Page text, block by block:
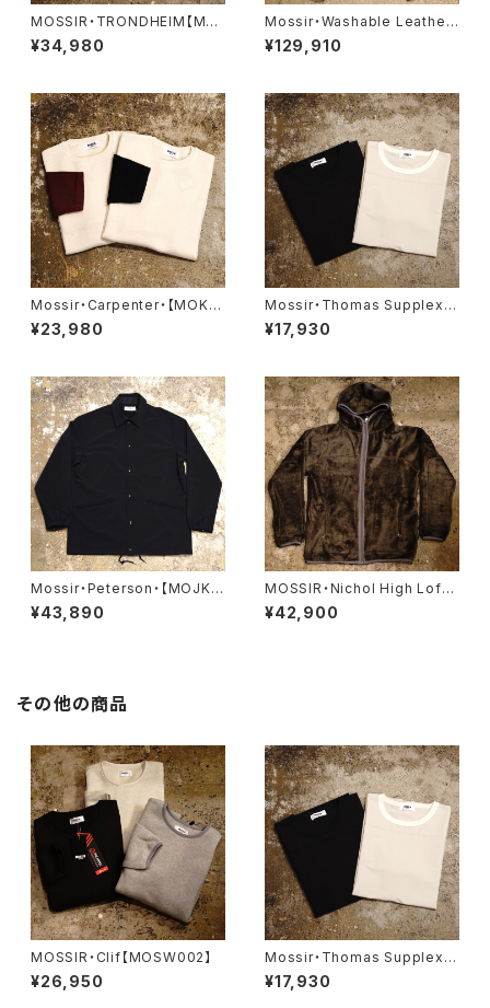
MOSSIR・TRONDHEIM【MO
KN001】
¥34,980
Mossir・Washable Leather
Pants ‘‘LALK’’【MOPT022】
¥129,910
Mossir・Carpenter・【MOKN
004】
¥23,980
Mossir・Thomas Supplex・
【MOST011】
¥17,930
Mossir・Peterson・【MOJK0
07】
¥43,890
MOSSIR・Nichol High Loft
【MOSW010】
¥42,900
その他の商品
MOSSIR・Clif【MOSW002】
¥26,950
Mossir・Thomas Supplex・
【MOST011】
¥17,930